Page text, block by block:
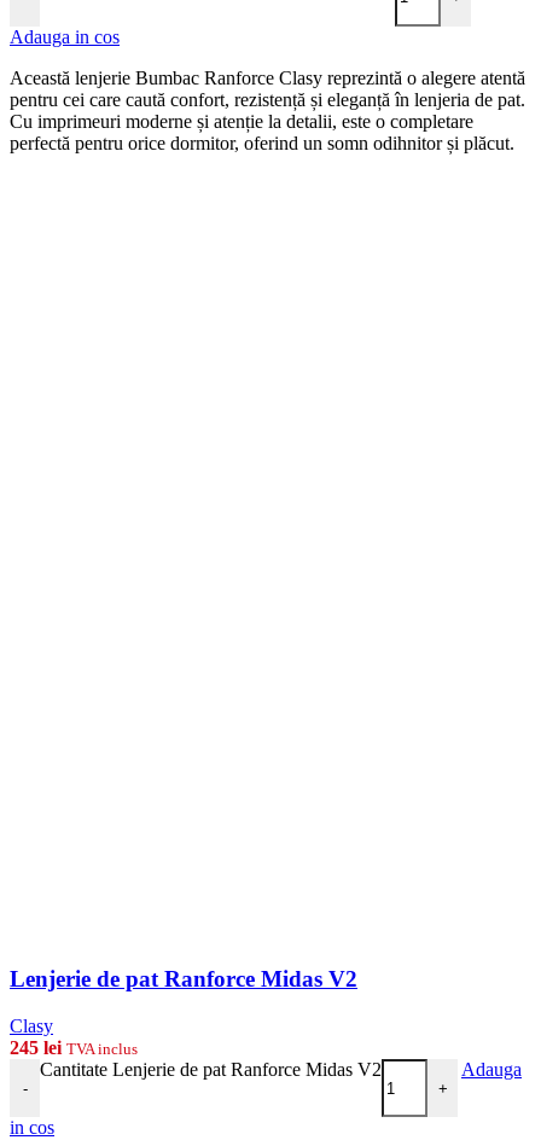
Adauga in cos
Această lenjerie Bumbac Ranforce Clasy reprezintă o alegere atentă
pentru cei care caută confort, rezistență și eleganță în lenjeria de pat.
Cu imprimeuri moderne și atenție la detalii, este o completare
perfectă pentru orice dormitor, oferind un somn odihnitor și plăcut.
Lenjerie de pat Ranforce Midas V2
Clasy
245 lei TVA inclus
-
Cantitate Lenjerie de pat Ranforce Midas V2
+
Adauga
in cos